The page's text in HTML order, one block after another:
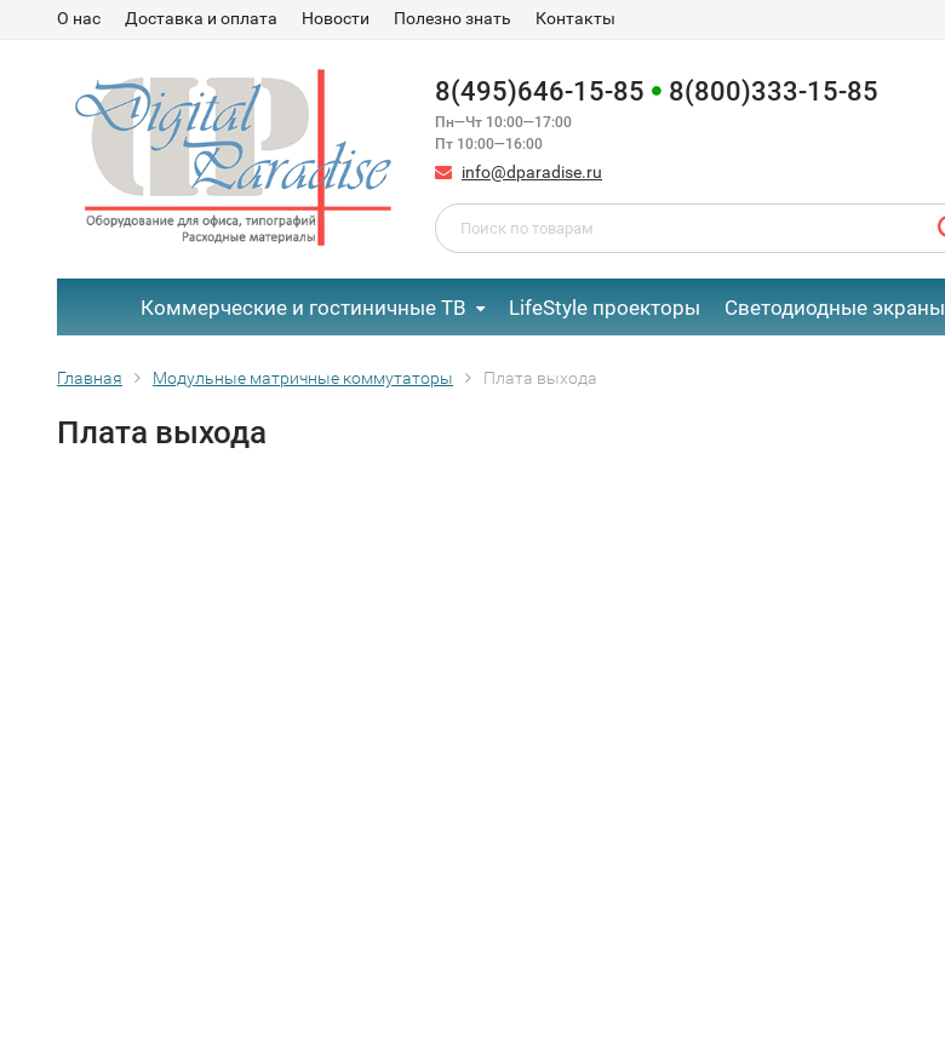
О нас Доставка и оплата Новости Полезно знать Контакты
8(495)646-15-85 8(800)333-15-85
Пн—Чт 10:00—17:00
Пт 10:00—16:00
info@dparadise.ru
Коммерческие и гостиничные ТВ LifeStyle проекторы Светодиодные экраны
Главная Модульные матричные коммутаторы Плата выхода
Плата выхода